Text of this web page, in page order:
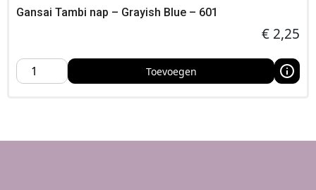
Gansai Tambi nap – Grayish Blue – 601
€ 2,25
Toevoegen